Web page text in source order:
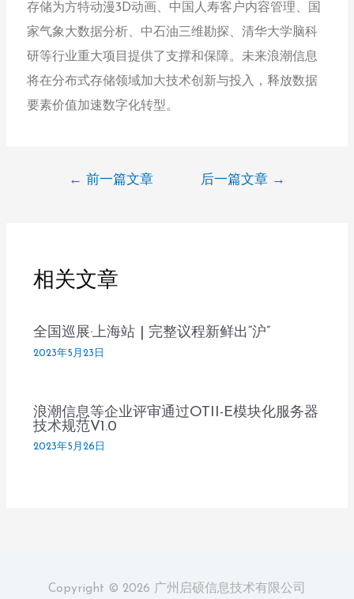
存储为方特动漫3D动画、中国人寿客户内容管理、国
家气象大数据分析、中石油三维勘探、清华大学脑科
研等行业重大项目提供了支撑和保障。未来浪潮信息
将在分布式存储领域加大技术创新与投入，释放数据
要素价值加速数字化转型。
← 前一篇文章 后一篇文章 →
相关文章
全国巡展·上海站 | 完整议程新鲜出“沪”
2023年5月23日
浪潮信息等企业评审通过OTII-E模块化服务器
技术规范V1.0
2023年5月26日
Copyright © 2026 广州启硕信息技术有限公司